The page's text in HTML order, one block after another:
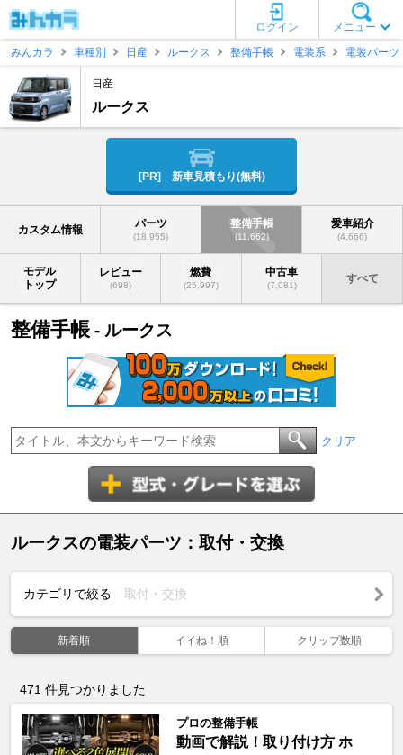
メニュー
ログイン
みんカラ
車種別 日産 ルークス 整備手帳 電装系 電装パーツ
日産
ルークス
[PR] 新車見積もり(無料)
カスタム情報 パーツ
(18,955)
整備手帳
(11,662)
愛車紹介
(4,666)
モデル
トップ
レビュー
(698)
燃費
(25,997)
中古車
(7,081)
すべて
整備手帳 - ルークス
クリア
ルークスの電装パーツ：取付・交換
カテゴリで絞る 取付・交換
新着順 イイね！順 クリップ数順
471 件見つかりました
プロの整備手帳
動画で解説！取り付け方 ホ